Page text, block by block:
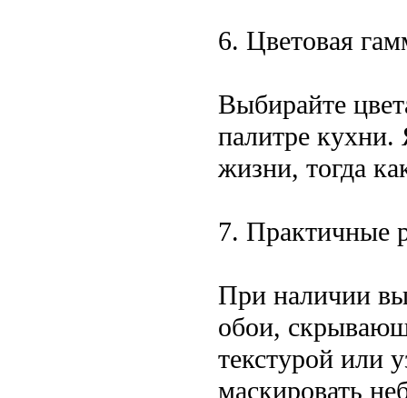
6. Цветовая
Выбирайте
палитре кухни.
жизни, тогда
7. Практичные
При наличии
обои,
текстурой или
маскировать